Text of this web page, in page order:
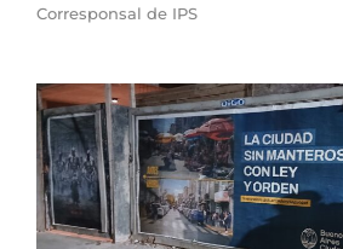
Corresponsal de IPS